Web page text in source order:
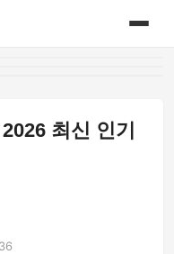
최신 인기